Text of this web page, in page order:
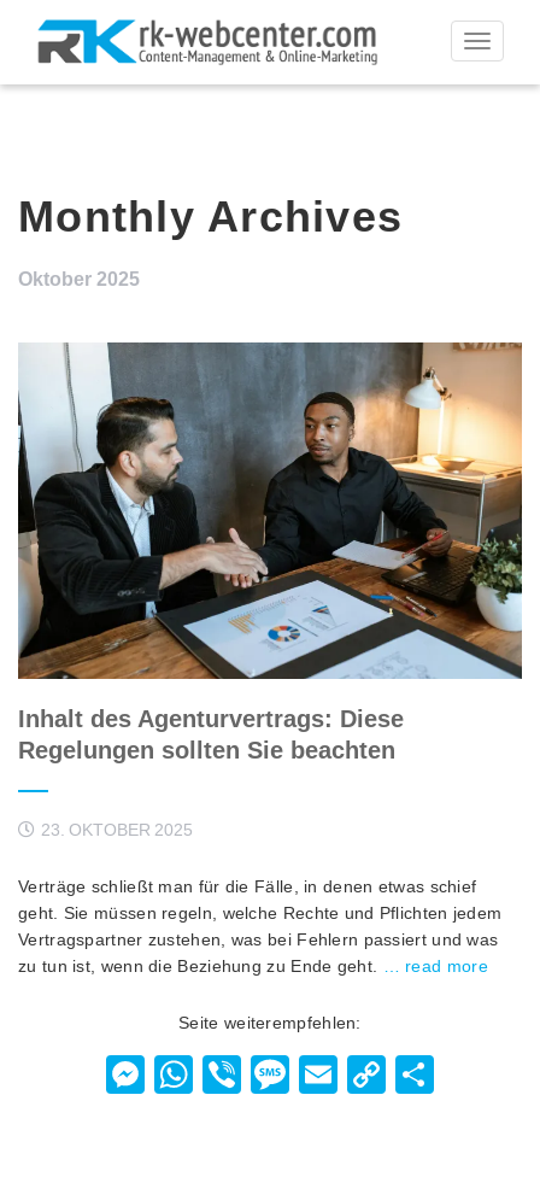
Toggle
Monthly Archives
Oktober 2025
Inhalt des Agenturvertrags: Diese
Regelungen sollten Sie beachten
23. OKTOBER 2025
Verträge schließt man für die Fälle, in denen etwas schief
geht. Sie müssen regeln, welche Rechte und Pflichten jedem
Vertragspartner zustehen, was bei Fehlern passiert und was
zu tun ist, wenn die Beziehung zu Ende geht.
… read more
Seite weiterempfehlen:
Messenger
WhatsApp
ViberMessage
Email
Copy